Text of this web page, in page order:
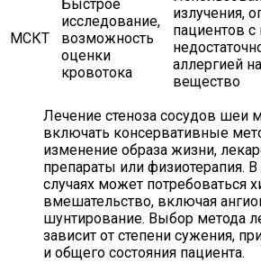
МСКТ
Быстрое
исследование,
возможность
оценки
кровотока
излучения,
пациентов с
аллергией
вещество
Лечение стеноза сосудов шеи
включать консервативные
изменение образа жизни,
препараты или физиотерапия.
случаях может потребоваться
вмешательство, включая
шунтирование. Выбор метода
зависит от степени сужения,
и общего состояния пациента.